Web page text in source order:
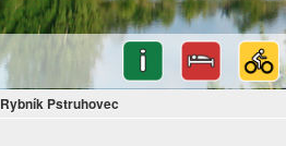
Rybník Pstruhovec